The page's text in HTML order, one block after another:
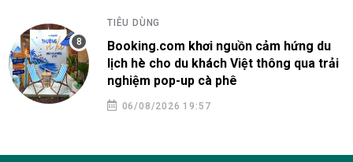
TIÊU DÙNG
Booking.com khơi nguồn cảm hứng du
lịch hè cho du khách Việt thông qua trải
nghiệm pop-up cà phê
06/08/2026 19:57